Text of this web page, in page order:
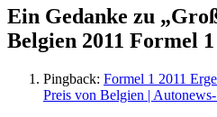
Ein Gedanke zu „
Belgien 2011 Formel
Pingback: Formel 1 2011
Preis von Belgien |